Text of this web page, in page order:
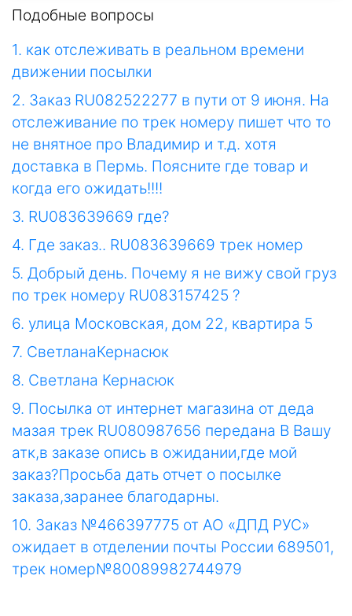
Подобные вопросы
1. как отслеживать в реальном времени
движении посылки
2. Заказ RU082522277 в пути от 9 июня. На
отслеживание по трек номеру пишет что то
не внятное про Владимир и т.д. хотя
доставка в Пермь. Поясните где товар и
когда его ожидать!!!!
3. RU083639669 где?
4. Где заказ.. RU083639669 трек номер
5. Добрый день. Почему я не вижу свой груз
по трек номеру RU083157425 ?
6. улица Московская, дом 22, квартира 5
7. СветланаКернасюк
8. Светлана Кернасюк
9. Посылка от интернет магазина от деда
мазая трек RU080987656 передана В Вашу
атк,в заказе опись в ожидании,где мой
заказ?Просьба дать отчет о посылке
заказа,заранее благодарны.
10. Заказ №466397775 от АО «ДПД РУС»
ожидает в отделении почты России 689501,
трек номер№80089982744979